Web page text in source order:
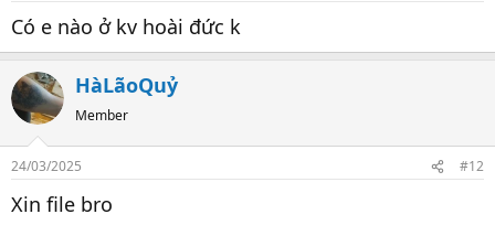
Có e nào ở kv hoài đức k
HàLãoQuỷ
Member
24/03/2025 #12
Xin file bro